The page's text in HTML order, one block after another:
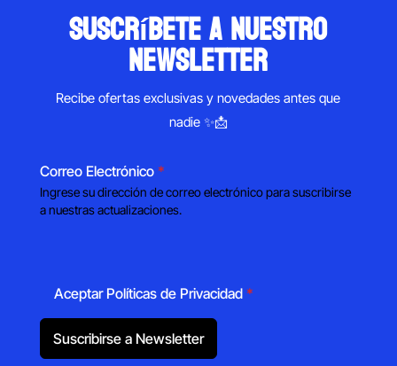
suscríbete a nuestro
newsletter
Recibe ofertas exclusivas y novedades antes que
nadie ✨📩
Correo Electrónico *
Ingrese su dirección de correo electrónico para suscribirse
a nuestras actualizaciones.
Aceptar Políticas de Privacidad *
Suscribirse a Newsletter